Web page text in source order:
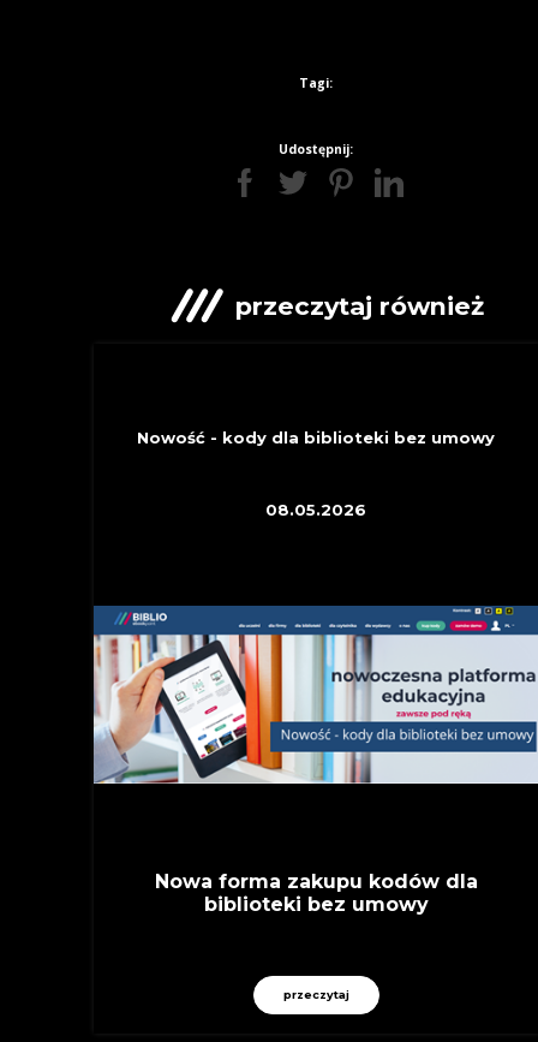
Tagi:
Udostępnij:
przeczytaj również
Nowość - kody dla biblioteki bez umowy
08.05.2026
Nowa forma zakupu kodów dla
biblioteki bez umowy
przeczytaj